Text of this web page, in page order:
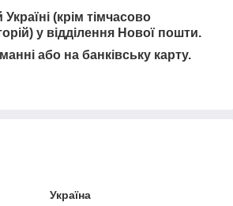
(крім тімчасово
у відділення Нової пошти.
або на банківську карту.
Україна